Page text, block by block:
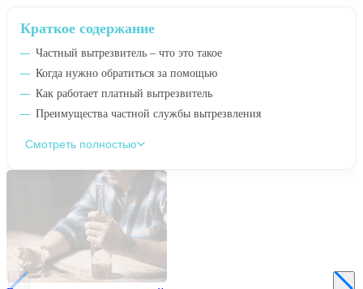
Краткое содержание
Частный вытрезвитель – что это такое
Когда нужно обратиться за помощью
Как работает платный вытрезвитель
Преимущества частной службы вытрезвления
Смотреть полностью